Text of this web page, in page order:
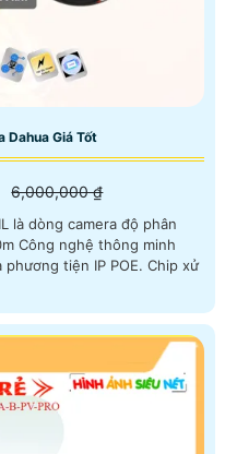
Dahua Giá Tốt
6,000,000 ₫
là dòng camera độ phân
Công nghệ thông minh
tiện IP POE. Chip xử